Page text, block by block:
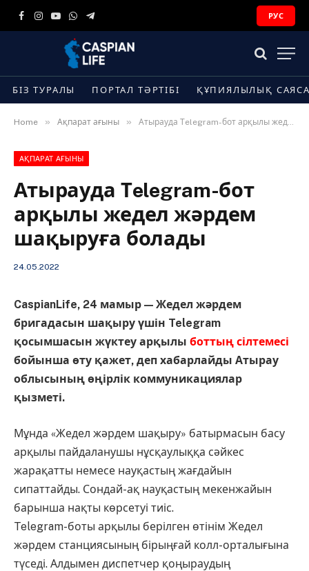
Facebook
Instagram
YouTube
WhatsApp
Telegram
РУС
БІЗ ТУРАЛЫ ПОРТАЛ ТӘРТІБІ ҚҰПИЯЛЫЛЫҚ
Home » Ақпарат ағыны » Атырауда Тelegram-бот арқылы жедел жәрдем шақыруға болады
АҚПАРАТ АҒЫНЫ
Атырауда Тelegram-бот
арқылы жедел жәрдем
шақыруға болады
24.05.2022
CaspianLife, 24 мамыр — Жедел жәрдем
бригадасын шақыру үшін Telegram
қосымшасын жүктеу арқылы боттың сілтемесі
бойынша өту қажет, деп хабарлайды Атырау
облысының өңірлік коммуникациялар
қызметі.
Мұнда «Жедел жәрдем шақыру» батырмасын басу
арқылы пайдаланушы нұсқаулыққа сәйкес
жарақатты немесе науқастың жағдайын
сипаттайды. Сондай-ақ науқастың мекенжайын
барынша нақты көрсетуі тиіс.
Telegram-боты арқылы берілген өтінім Жедел
жәрдем станциясының бірыңғай колл-орталығына
түседі. Алдымен диспетчер қоңыраудың